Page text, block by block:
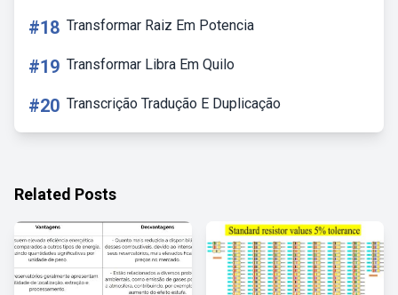
#18 Transformar Raiz Em Potencia
#19 Transformar Libra Em Quilo
#20 Transcrição Tradução E Duplicação
Related Posts